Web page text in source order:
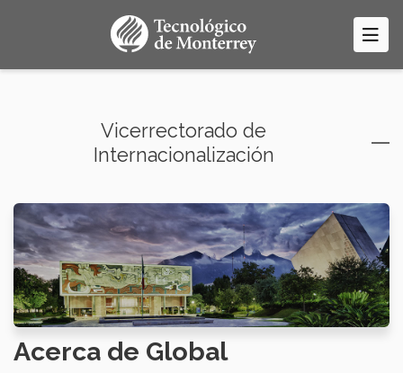
Vicerrectorado de
Internacionalización
Acerca de Global